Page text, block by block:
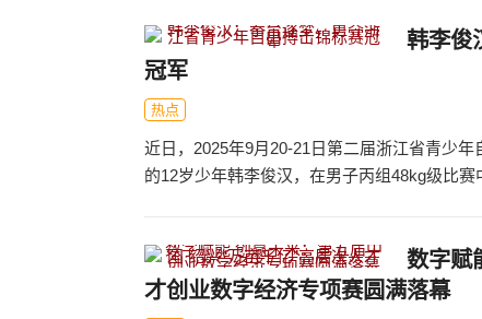
韩李俊
冠军
热点
近日，2025年9月20-21日第二届浙江省青少
的12岁少年韩李俊汉，在男子丙组48kg级比
数字赋
才创业数字经济专项赛圆满落幕